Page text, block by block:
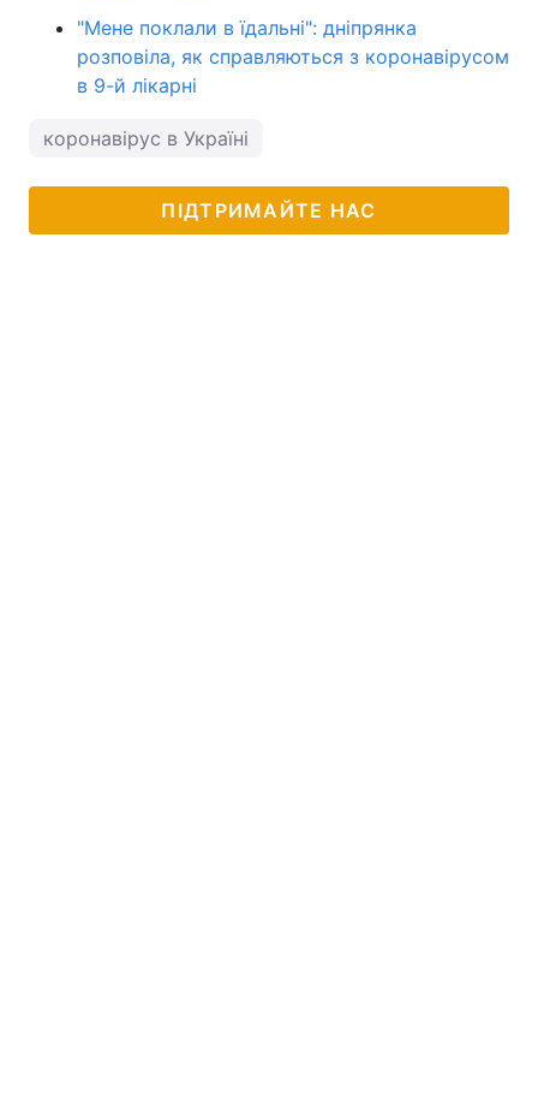
"Мене поклали в їдальні": дніпрянка
розповіла, як справляються з коронавірусом
в 9-й лікарні
коронавірус в Україні
ПІДТРИМАЙТЕ НАС